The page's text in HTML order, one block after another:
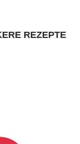
REZEPTE